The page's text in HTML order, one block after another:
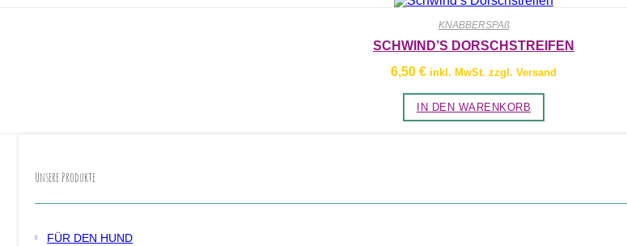
KNABBERSPAß
SCHWIND’S DORSCHSTREIFEN
6,50 € inkl. MwSt. zzgl. Versand
IN DEN WARENKORB
Unsere Produkte
FÜR DEN HUND